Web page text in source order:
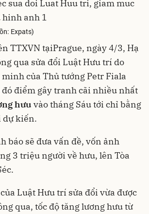
Expats)
TTXVN tạiPrague, ngày 4/3, Hạ
qua sửa đổi Luật Hưu trí do
của Thủ tướng Petr Fiala
điểm gây tranh cãi nhiều nhất
hưu vào tháng Sáu tới chỉ bằng
dự kiến.
báo sẽ đưa vấn đề, vốn ảnh
3 triệu người về hưu, lên Tòa
Luật Hưu trí sửa đổi vừa được
qua, tốc độ tăng lương hưu từ